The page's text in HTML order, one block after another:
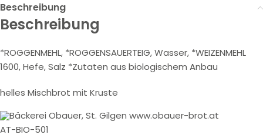
Beschreibung
Beschreibung
*ROGGENMEHL, *ROGGENSAUERTEIG, Wasser, *WEIZENMEHL
1600, Hefe, Salz *Zutaten aus biologischem Anbau
helles Mischbrot mit Kruste
Bäckerei Obauer, St. Gilgen www.obauer-brot.at
AT-BIO-501